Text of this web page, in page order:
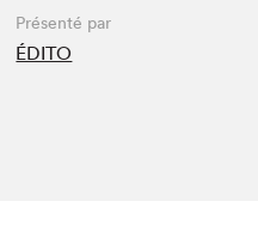
Présenté par
ÉDITO